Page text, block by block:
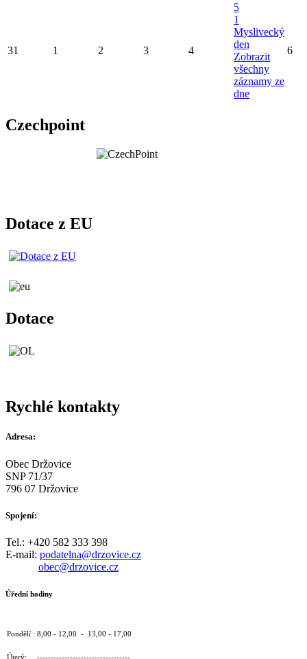
31 1 2 3 4
5
1
Myslivecký
den
Zobrazit
všechny
záznamy ze
dne
6
Czechpoint
Dotace z EU
Dotace
Rychlé kontakty
Adresa:
Obec Držovice
SNP 71/37
796 07 Držovice
Spojení:
Tel.: +420 582 333 398
E-mail: podatelna@drzovice.cz
obec@drzovice.cz
Úřední hodiny
Pondělí : 8,00 - 12,00 - 13,00 - 17,00
Úterý: ----------------------------------